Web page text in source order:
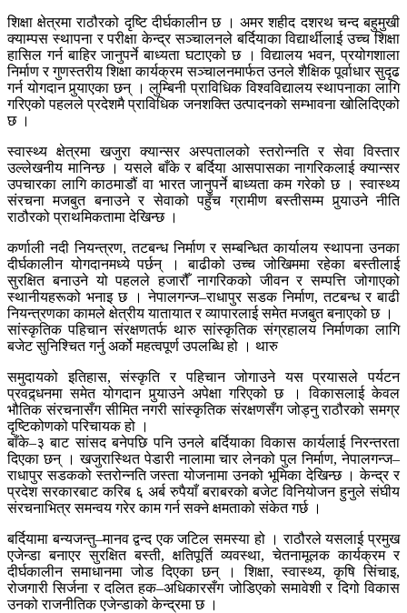
शिक्षा क्षेत्रमा राठौरको दृष्टि दीर्घकालीन छ । अमर शहीद दशरथ चन्द बहुमुखी
क्याम्पस स्थापना र परीक्षा केन्द्र सञ्चालनले बर्दियाका विद्यार्थीलाई उच्च शिक्षा
हासिल गर्न बाहिर जानुपर्ने बाध्यता घटाएको छ । विद्यालय भवन, प्रयोगशाला
निर्माण र गुणस्तरीय शिक्षा कार्यक्रम सञ्चालनमार्फत उनले शैक्षिक पूर्वाधार सुदृढ
गर्न योगदान पुर्‍याएका छन् । लुम्बिनी प्राविधिक विश्वविद्यालय स्थापनाका लागि
गरिएको पहलले प्रदेशमै प्राविधिक जनशक्ति उत्पादनको सम्भावना खोलिदिएको
छ ।
स्वास्थ्य क्षेत्रमा खजुरा क्यान्सर अस्पतालको स्तरोन्नति र सेवा विस्तार
उल्लेखनीय मानिन्छ । यसले बाँके र बर्दिया आसपासका नागरिकलाई क्यान्सर
उपचारका लागि काठमाडौं वा भारत जानुपर्ने बाध्यता कम गरेको छ । स्वास्थ्य
संरचना मजबुत बनाउने र सेवाको पहुँच ग्रामीण बस्तीसम्म पुर्‍याउने नीति
राठौरको प्राथमिकतामा देखिन्छ ।
कर्णाली नदी नियन्त्रण, तटबन्ध निर्माण र सम्बन्धित कार्यालय स्थापना उनका
दीर्घकालीन योगदानमध्ये पर्छन् । बाढीको उच्च जोखिममा रहेका बस्तीलाई
सुरक्षित बनाउने यो पहलले हजारौँ नागरिकको जीवन र सम्पत्ति जोगाएको
स्थानीयहरूको भनाइ छ । नेपालगन्ज–राधापुर सडक निर्माण, तटबन्ध र बाढी
नियन्त्रणका कामले क्षेत्रीय यातायात र व्यापारलाई समेत मजबुत बनाएको छ ।
सांस्कृतिक पहिचान संरक्षणतर्फ थारु सांस्कृतिक संग्रहालय निर्माणका लागि
बजेट सुनिश्चित गर्नु अर्को महत्वपूर्ण उपलब्धि हो । थारु
समुदायको इतिहास, संस्कृति र पहिचान जोगाउने यस प्रयासले पर्यटन
प्रवद्र्धनमा समेत योगदान पुर्‍याउने अपेक्षा गरिएको छ । विकासलाई केवल
भौतिक संरचनासँग सीमित नगरी सांस्कृतिक संरक्षणसँग जोड्नु राठौरको समग्र
दृष्टिकोणको परिचायक हो ।
बाँके–३ बाट सांसद बनेपछि पनि उनले बर्दियाका विकास कार्यलाई निरन्तरता
दिएका छन् । खजुरास्थित पेडारी नालामा चार लेनको पुल निर्माण, नेपालगन्ज–
राधापुर सडकको स्तरोन्नति जस्ता योजनामा उनको भूमिका देखिन्छ । केन्द्र र
प्रदेश सरकारबाट करिब ६ अर्ब रुपैयाँ बराबरको बजेट विनियोजन हुनुले संघीय
संरचनाभित्र समन्वय गरेर काम गर्न सक्ने क्षमताको संकेत गर्छ ।
बर्दियामा बन्यजन्तु–मानव द्वन्द एक जटिल समस्या हो । राठौरले यसलाई प्रमुख
एजेन्डा बनाएर सुरक्षित बस्ती, क्षतिपूर्ति व्यवस्था, चेतनामूलक कार्यक्रम र
दीर्घकालीन समाधानमा जोड दिएका छन् । शिक्षा, स्वास्थ्य, कृषि सिंचाइ,
रोजगारी सिर्जना र दलित हक–अधिकारसँग जोडिएको समावेशी र दिगो विकास
उनको राजनीतिक एजेन्डाको केन्द्रमा छ ।